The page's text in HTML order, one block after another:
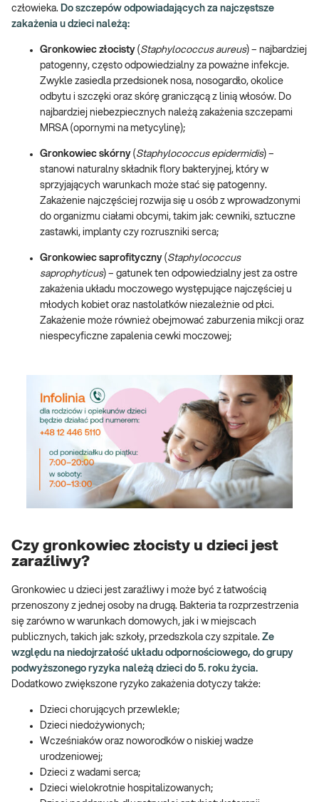
człowieka. Do szczepów odpowiadających za najczęstsze
zakażenia u dzieci należą:
Gronkowiec złocisty ( Staphylococcus aureus) – najbardziej
patogenny, często odpowiedzialny za poważne infekcje.
Zwykle zasiedla przedsionek nosa, nosogardło, okolice
odbytu i szczęki oraz skórę graniczącą z linią włosów. Do
najbardziej niebezpiecznych należą zakażenia szczepami
MRSA (opornymi na metycylinę);
Gronkowiec skórny ( Staphylococcus epidermidis) –
stanowi naturalny składnik flory bakteryjnej, który w
sprzyjających warunkach może stać się patogenny.
Zakażenie najczęściej rozwija się u osób z wprowadzonymi
do organizmu ciałami obcymi, takim jak: cewniki, sztuczne
zastawki, implanty czy rozruszniki serca;
Gronkowiec saprofityczny ( Staphylococcus
saprophyticus) – gatunek ten odpowiedzialny jest za ostre
zakażenia układu moczowego występujące najczęściej u
młodych kobiet oraz nastolatków niezależnie od płci.
Zakażenie może również obejmować zaburzenia mikcji oraz
niespecyficzne zapalenia cewki moczowej;
Czy gronkowiec złocisty u dzieci jest
zaraźliwy?
Gronkowiec u dzieci jest zaraźliwy i może być z łatwością
przenoszony z jednej osoby na drugą. Bakteria ta rozprzestrzenia
się zarówno w warunkach domowych, jak i w miejscach
publicznych, takich jak: szkoły, przedszkola czy szpitale. Ze
względu na niedojrzałość układu odpornościowego, do grupy
podwyższonego ryzyka należą dzieci do 5. roku życia.
Dodatkowo zwiększone ryzyko zakażenia dotyczy także:
Dzieci chorujących przewlekle;
Dzieci niedożywionych;
Wcześniaków oraz noworodków o niskiej wadze
urodzeniowej;
Dzieci z wadami serca;
Dzieci wielokrotnie hospitalizowanych;